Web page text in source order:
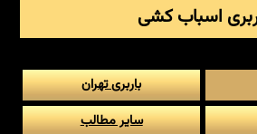
اسباب کشی
باربری تهران
سایر مطالب